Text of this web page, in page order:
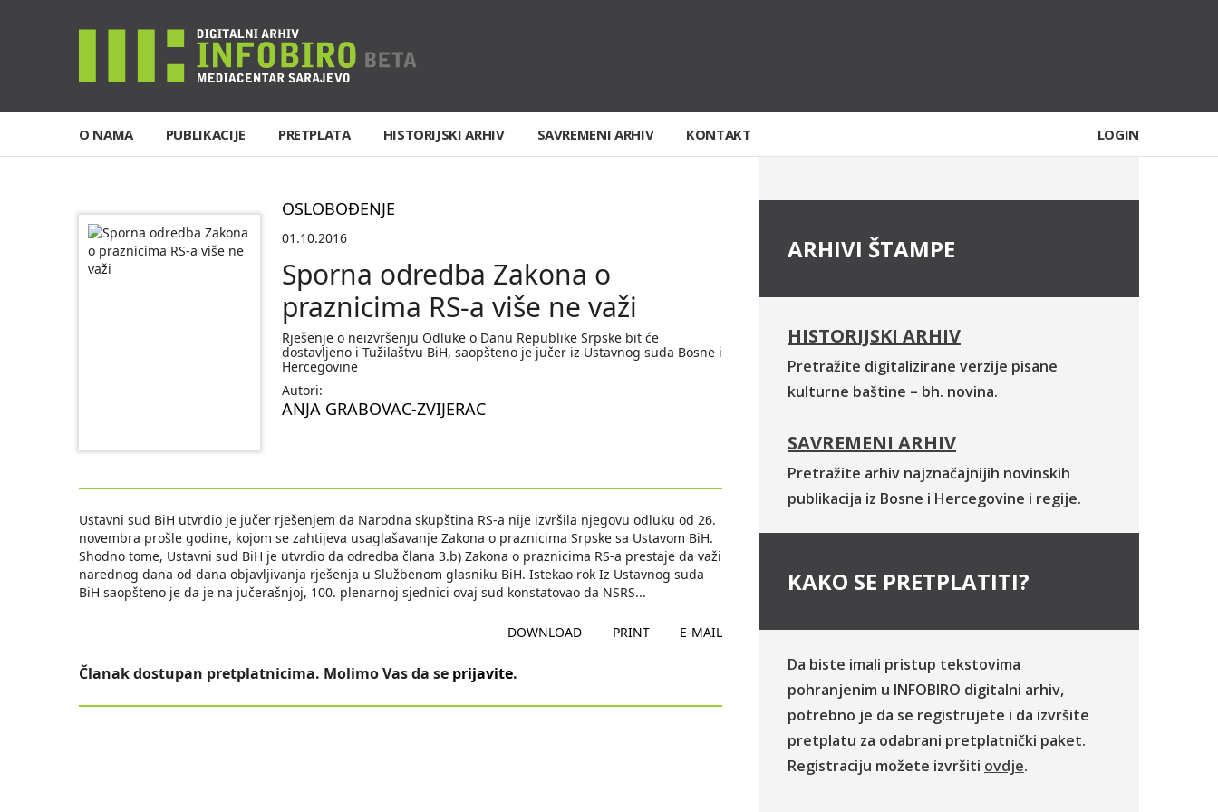
O NAMA PUBLIKACIJE PRETPLATA HISTORIJSKI ARHIV SAVREMENI ARHIV KONTAKT LOGIN
OSLOBOĐENJE
01.10.2016
Sporna odredba Zakona o
praznicima RS-a više ne važi
Rješenje o neizvršenju Odluke o Danu Republike Srpske bit će
dostavljeno i Tužilaštvu BiH, saopšteno je jučer iz Ustavnog suda Bosne i
Hercegovine
Autori:
ANJA GRABOVAC-ZVIJERAC
Ustavni sud BiH utvrdio je jučer rješenjem da Narodna skupština RS-a nije izvršila njegovu odluku od 26.
novembra prošle godine, kojom se zahtijeva usaglašavanje Zakona o praznicima Srpske sa Ustavom BiH.
Shodno tome, Ustavni sud BiH je utvrdio da odredba člana 3.b) Zakona o praznicima RS-a prestaje da važi
narednog dana od dana objavljivanja rješenja u Službenom glasniku BiH. Istekao rok Iz Ustavnog suda
BiH saopšteno je da je na jučerašnjoj, 100. plenarnoj sjednici ovaj sud konstatovao da NSRS...
DOWNLOAD PRINT E-MAIL
Članak dostupan pretplatnicima. Molimo Vas da se prijavite.
ARHIVI ŠTAMPE
HISTORIJSKI ARHIV
Pretražite digitalizirane verzije pisane
kulturne baštine – bh. novina.
SAVREMENI ARHIV
Pretražite arhiv najznačajnijih novinskih
publikacija iz Bosne i Hercegovine i regije.
KAKO SE PRETPLATITI?
Da biste imali pristup tekstovima
pohranjenim u INFOBIRO digitalni arhiv,
potrebno je da se registrujete i da izvršite
pretplatu za odabrani pretplatnički paket.
Registraciju možete izvršiti ovdje.